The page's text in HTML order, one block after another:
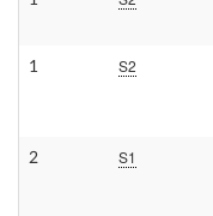
1 S2
2 S1